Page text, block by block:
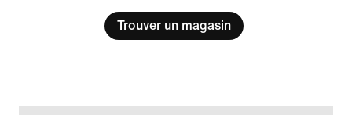
Trouver un magasin